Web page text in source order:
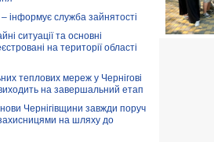
інформує служба зайнятості
ситуації та основні
на території області
теплових мереж у Чернігові
на завершальний етап
Чернігівщини завжди поруч
на шляху до